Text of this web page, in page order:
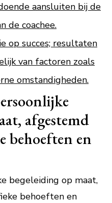
aansluiten bij de
de coachee.
op succes; resultaten
van factoren zoals
omstandigheden.
afgestemd
behoeften en
begeleiding op maat,
behoeften en